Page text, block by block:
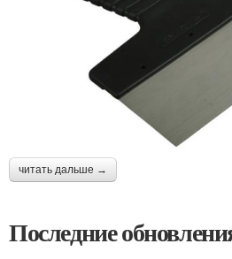
читать дальше →
Последние